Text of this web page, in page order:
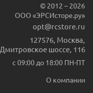
© 2012 – 2026
ООО «ЭРСИсторе.ру»
opt@rcstore.ru
127576 Москва
Дмитровское шоссе, 116
с 09:00 до 18:00 ПН-ПТ
О компании